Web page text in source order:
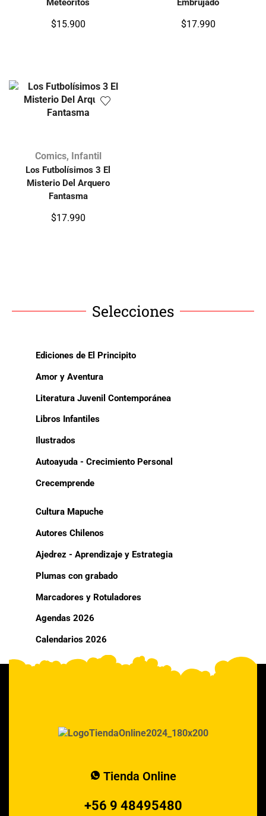
Meteoritos
$15.900
Embrujado
$17.990
Comics, Infantil
Los Futbolísimos 3 El
Misterio Del Arquero
Fantasma
$17.990
Selecciones
Ediciones de El Principito
Amor y Aventura
Literatura Juvenil Contemporánea
Libros Infantiles
Ilustrados
Autoayuda - Crecimiento Personal
Crecemprende
Cultura Mapuche
Autores Chilenos
Ajedrez - Aprendizaje y Estrategia
Plumas con grabado
Marcadores y Rotuladores
Agendas 2026
Calendarios 2026
Tienda Online
+56 9 48495480